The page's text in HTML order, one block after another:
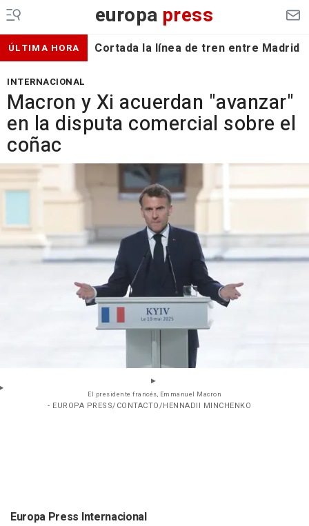
europa press
ÚLTIMA HORA Cortada la línea de tren entre Madrid
INTERNACIONAL
Macron y Xi acuerdan "avanzar"
en la disputa comercial sobre el
coñac
El presidente francés, Emmanuel Macron
- EUROPA PRESS/CONTACTO/HENNADII MINCHENKO
Europa Press Internacional